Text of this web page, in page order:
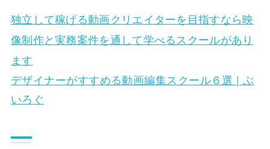
独立して稼げる動画クリエイターを目指すなら​映
像制作と実務案件を通して学べるスクールがあり
ます
デザイナーがすすめる動画編集スクール６選 | ぶ
いろぐ